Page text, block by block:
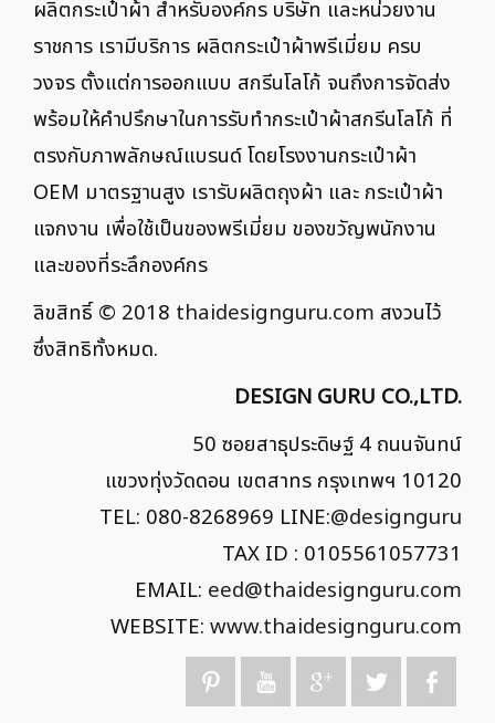
ผลิตกระเป๋าผ้า สำหรับองค์กร บริษัท และหน่วยงาน
ราชการ เรามีบริการ ผลิตกระเป๋าผ้าพรีเมี่ยม ครบ
วงจร ตั้งแต่การออกแบบ สกรีนโลโก้ จนถึงการจัดส่ง
พร้อมให้คำปรึกษาในการรับทำกระเป๋าผ้าสกรีนโลโก้ ที่
ตรงกับภาพลักษณ์แบรนด์ โดยโรงงานกระเป๋าผ้า
OEM มาตรฐานสูง เรารับผลิตถุงผ้า และ กระเป๋าผ้า
แจกงาน เพื่อใช้เป็นของพรีเมี่ยม ของขวัญพนักงาน
และของที่ระลึกองค์กร
ลิขสิทธิ์ © 2018 thaidesignguru.com สงวนไว้
ซึ่งสิทธิทั้งหมด.
DESIGN GURU CO.,LTD.
50 ซอยสาธุประดิษฐ์ 4 ถนนจันทน์
แขวงทุ่งวัดดอน เขตสาทร กรุงเทพฯ 10120
TEL: 080-8268969 LINE:@designguru
TAX ID : 0105561057731
EMAIL: eed@thaidesignguru.com
WEBSITE: www.thaidesignguru.com